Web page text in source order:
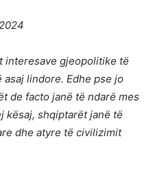
interesave gjeopolitike të
lindore. Edhe pse jo
de facto janë të ndarë mes
kësaj, shqiptarët janë të
dhe atyre të civilizimit